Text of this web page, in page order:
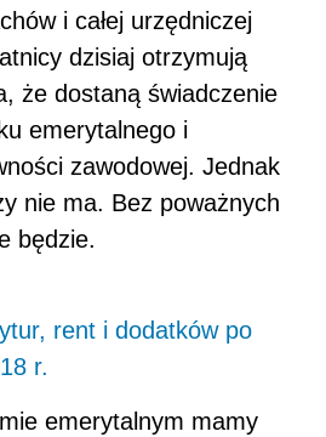
i całej urzędniczej
dzisiaj otrzymują
że dostaną świadczenie
emerytalnego i
zawodowej. Jednak
nie ma. Bez poważnych
będzie.
rent i dodatków po
r.
emerytalnym mamy